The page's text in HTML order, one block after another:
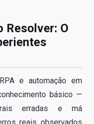
Resolver: O
e automação em
básico —
erradas e má